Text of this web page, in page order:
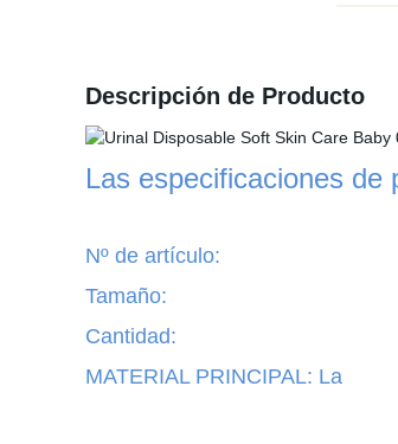
Descripción de Producto
Las especificaciones de
Nº de artículo:
Tamaño:
Cantidad:
MATERIAL PRINCIPAL:
SUPER no